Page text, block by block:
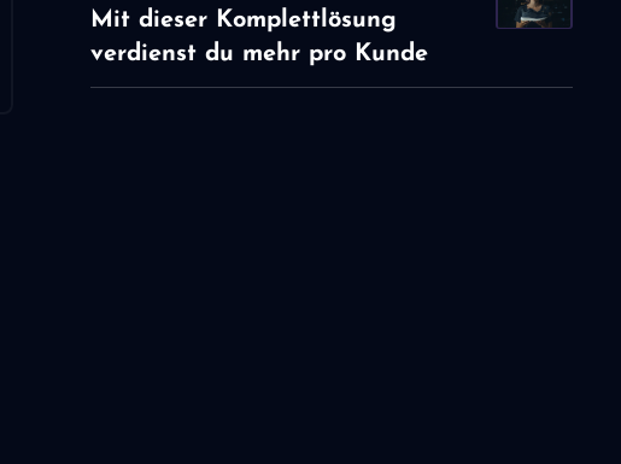
Mit dieser Komplettlösung
verdienst du mehr pro Kunde